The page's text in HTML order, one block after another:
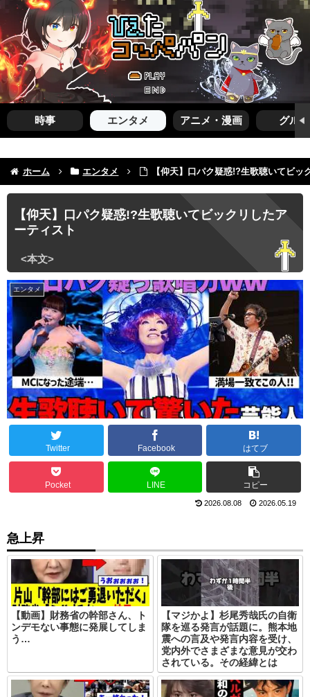
時事 エンタメ アニメ・漫画 グルメ
ホーム エンタメ 【仰天】口パク疑惑!?生歌聴いてビッ
【仰天】口パク疑惑!?生歌聴いてビックリしたア
ーティスト
エンタメ
Twitter Facebook はてブ
Pocket LINE コピー
2026.08.08 2026.05.19
急上昇
【動画】財務省の幹部さん、ト
ンデモない事態に発展してしま
う…
【マジかよ】杉尾秀哉氏の自衛
隊を巡る発言が話題に。熊本地
震への言及や発言内容を受け、
党内外でさまざまな意見が交わ
されている。その経緯とは